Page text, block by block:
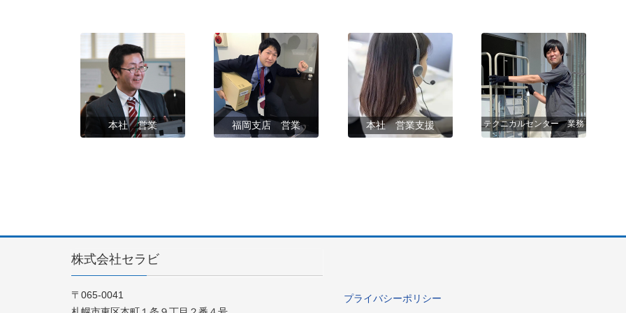
本社 営業 福岡支店 営業 本社 営業支援 テクニカルセンター 業務
株式会社セラビ
〒065-0041
プライバシーポリシー